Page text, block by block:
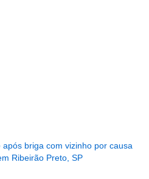
após briga com vizinho por causa
Ribeirão Preto, SP